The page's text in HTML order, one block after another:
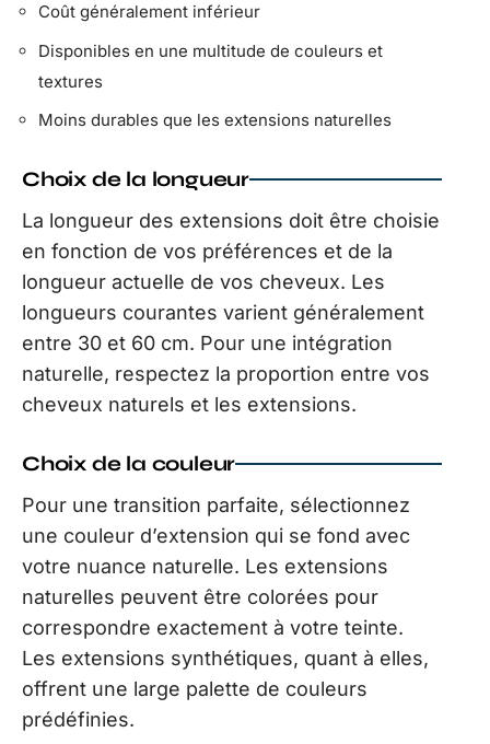
Coût généralement inférieur
Disponibles en une multitude de couleurs et
textures
Moins durables que les extensions naturelles
Choix de la longueur
La longueur des extensions doit être choisie
en fonction de vos préférences et de la
longueur actuelle de vos cheveux. Les
longueurs courantes varient généralement
entre 30 et 60 cm. Pour une intégration
naturelle, respectez la proportion entre vos
cheveux naturels et les extensions.
Choix de la couleur
Pour une transition parfaite, sélectionnez
une couleur d’extension qui se fond avec
votre nuance naturelle. Les extensions
naturelles peuvent être colorées pour
correspondre exactement à votre teinte.
Les extensions synthétiques, quant à elles,
offrent une large palette de couleurs
prédéfinies.